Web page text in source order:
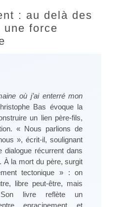
: au delà des
une force
où j’ai enterré mon
Bas évoque la
un lien père-fils,
« Nous parlions de
», écrit-il, soulignant
dialogue récurrent dans
À la mort du père, surgit
tectonique » : on
libre peut-être, mais
Son livre reflète un
enracinement et